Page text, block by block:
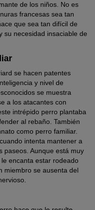
de los niños. No es
francesas sea tan
que sea tan difícil de
su necesidad insaciable de
se hacen patentes
y nivel de
se muestra
a los atacantes con
intrépido perro plantaba
al rebaño. También
como perro familiar.
intenta mantener a
paseos. Aunque está muy
encanta estar rodeado
miembro se ausenta del